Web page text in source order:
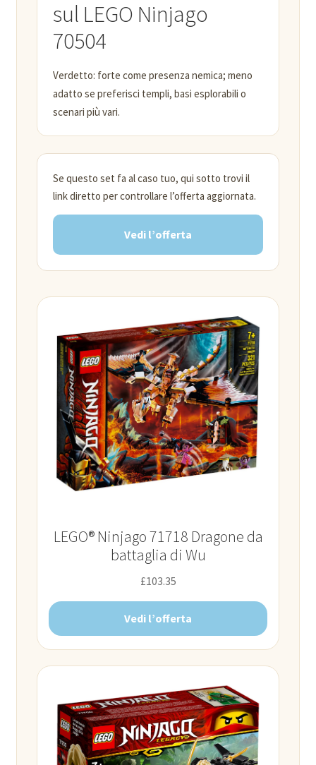
sul LEGO Ninjago
70504
Verdetto: forte come presenza nemica; meno
adatto se preferisci templi, basi esplorabili o
scenari più vari.
Se questo set fa al caso tuo, qui sotto trovi il
link diretto per controllare l’offerta aggiornata.
Vedi l’offerta
LEGO® Ninjago 71718 Dragone da
battaglia di Wu
£103.35
Vedi l’offerta